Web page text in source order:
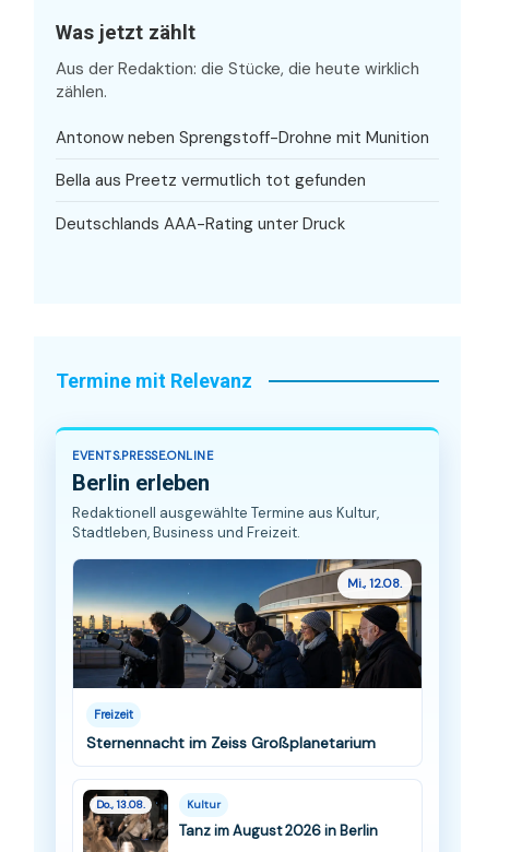
Was jetzt zählt
Aus der Redaktion: die Stücke, die heute wirklich
zählen.
Antonow neben Sprengstoff-Drohne mit Munition
Bella aus Preetz vermutlich tot gefunden
Deutschlands AAA-Rating unter Druck
Termine mit Relevanz
EVENTS.PRESSE.ONLINE
Berlin erleben
Redaktionell ausgewählte Termine aus Kultur,
Stadtleben, Business und Freizeit.
Mi., 12.08.
Freizeit
Sternennacht im Zeiss Großplanetarium
Do., 13.08. Kultur
Tanz im August 2026 in Berlin